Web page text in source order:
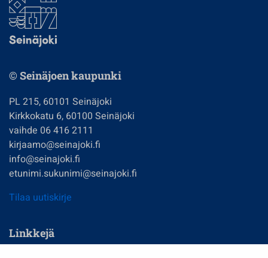
© Seinäjoen kaupunki
PL 215, 60101 Seinäjoki
Kirkkokatu 6, 60100 Seinäjoki
vaihde 06 416 2111
kirjaamo@seinajoki.fi
info@seinajoki.fi
etunimi.sukunimi@seinajoki.fi
Tilaa uutiskirje
Linkkejä